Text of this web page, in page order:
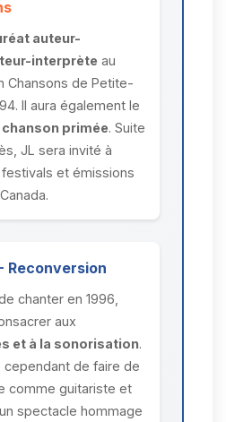
auteur-
interprète au
Chansons de Petite-
Il aura également le
chanson primée. Suite
JL sera invité à
et émissions
Reconversion
chanter en 1996,
aux
et à la sonorisation.
cependant de faire de
comme guitariste et
spectacle hommage